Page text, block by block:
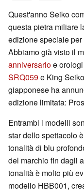
Quest'anno Seiko
questa pietra miliare
edizione speciale
Abbiamo già visto il
anniversarioe
SRQ059e King
giapponese ha
edizione limitata:
Entrambi i modelli
star dello spettacolo
tonalità di blu
del marchio fin dagli
tonalità è molto più
modello HBB001,